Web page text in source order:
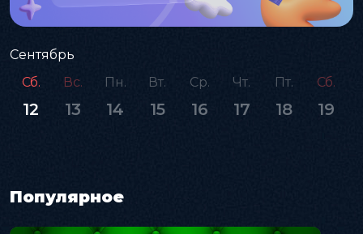
Сентябрь
Сб.
12
Вс.
13
Пн.
14
Вт.
15
Ср.
16
Чт.
17
Пт.
18
Сб.
19
Популярное